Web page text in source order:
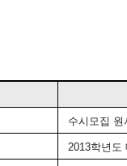
수시모집 원
2013학년도